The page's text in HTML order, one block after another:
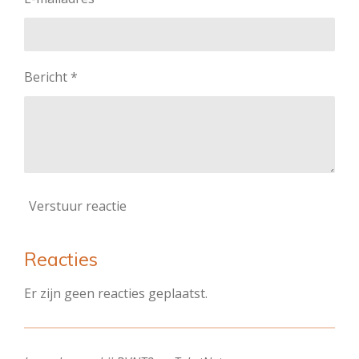
Bericht *
Verstuur reactie
Reacties
Er zijn geen reacties geplaatst.